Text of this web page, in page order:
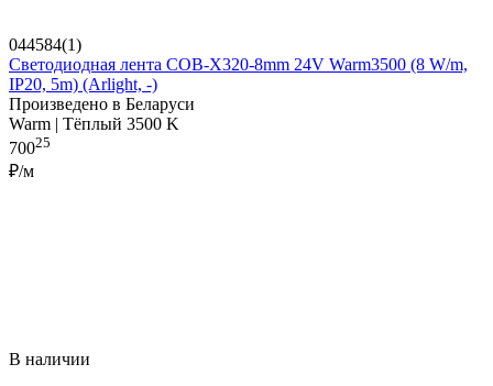
044584(1)
Светодиодная лента COB-X320-8mm 24V Warm3500 (8 W/m,
IP20, 5m) (Arlight, -)
Произведено в Беларуси
Warm | Тёплый 3500 K
70025
₽/м
В наличии